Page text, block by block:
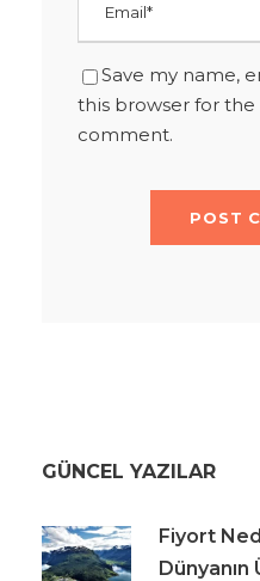
Save my name,
this browser for
comment.
GÜNCEL YAZILAR
Fiyort
Dünyanın